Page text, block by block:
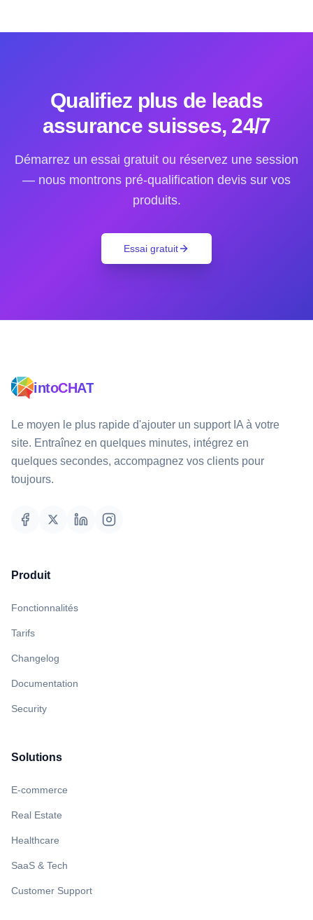
Qualifiez plus de leads
assurance suisses, 24/7
Démarrez un essai gratuit ou réservez une session
— nous montrons pré-qualification devis sur vos
produits.
Essai gratuit
intoCHAT
Le moyen le plus rapide d'ajouter un support IA à votre
site. Entraînez en quelques minutes, intégrez en
quelques secondes, accompagnez vos clients pour
toujours.
Produit
Fonctionnalités
Tarifs
Changelog
Documentation
Security
Solutions
E-commerce
Real Estate
Healthcare
SaaS & Tech
Customer Support